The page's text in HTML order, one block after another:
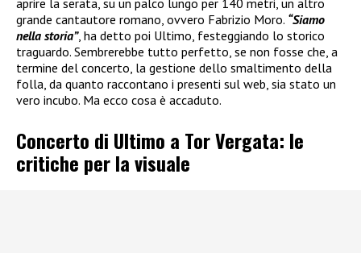
grande cantautore romano, ovvero Fabrizio Moro. “Siamo
nella storia”, ha detto poi Ultimo, festeggiando lo storico
traguardo. Sembrerebbe tutto perfetto, se non fosse che, a
termine del concerto, la gestione dello smaltimento della
folla, da quanto raccontano i presenti sul web, sia stato un
vero incubo. Ma ecco cosa è accaduto.
Concerto di Ultimo a Tor Vergata: le
critiche per la visuale